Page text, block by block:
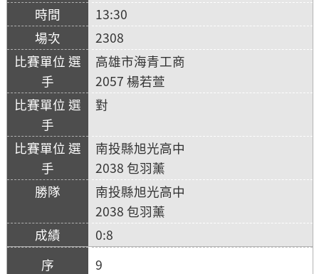
13:30
2308
高雄市海青工商
2057 楊若萱
對
南投縣旭光高中
2038 包羽薰
南投縣旭光高中
2038 包羽薰
0:8
9